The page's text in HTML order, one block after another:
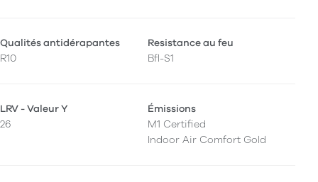
Qualités antidérapantes
R10
Resistance au feu
Bfl-S1
LRV - Valeur Y
26
Émissions
M1 Certified
Indoor Air Comfort Gold